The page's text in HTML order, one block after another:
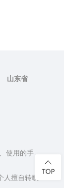
山东省
使用的手
擅自转载